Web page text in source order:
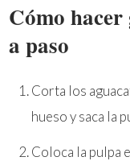
Cómo hacer
a paso
Corta los
hueso y saca la
Coloca la pulpa